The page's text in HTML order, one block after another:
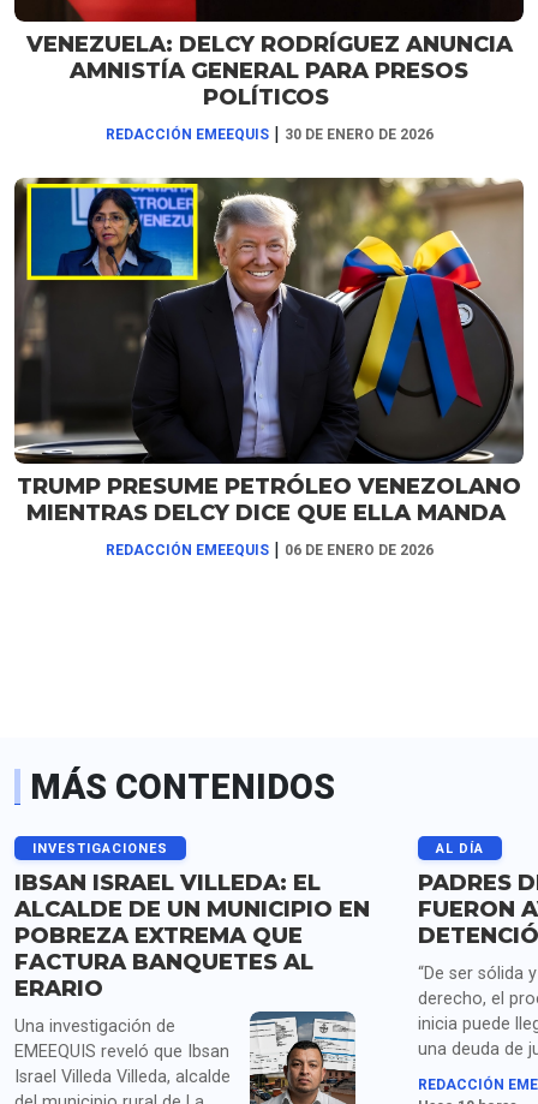
VENEZUELA: DELCY RODRÍGUEZ ANUNCIA
AMNISTÍA GENERAL PARA PRESOS
POLÍTICOS
REDACCIÓN EMEEQUIS | 30 DE ENERO DE 2026
TRUMP PRESUME PETRÓLEO VENEZOLANO
MIENTRAS DELCY DICE QUE ELLA MANDA
REDACCIÓN EMEEQUIS | 06 DE ENERO DE 2026
MÁS CONTENIDOS
INVESTIGACIONES
IBSAN ISRAEL VILLEDA: EL
ALCALDE DE UN MUNICIPIO EN
POBREZA EXTREMA QUE
FACTURA BANQUETES AL
ERARIO
Una investigación de
EMEEQUIS reveló que Ibsan
Israel Villeda Villeda, alcalde
AL DÍA
PADRES
FUERON
“De ser sólida
derecho, el
inicia puede
una deuda de
las familias de
estudiantes
REDACCIÓN